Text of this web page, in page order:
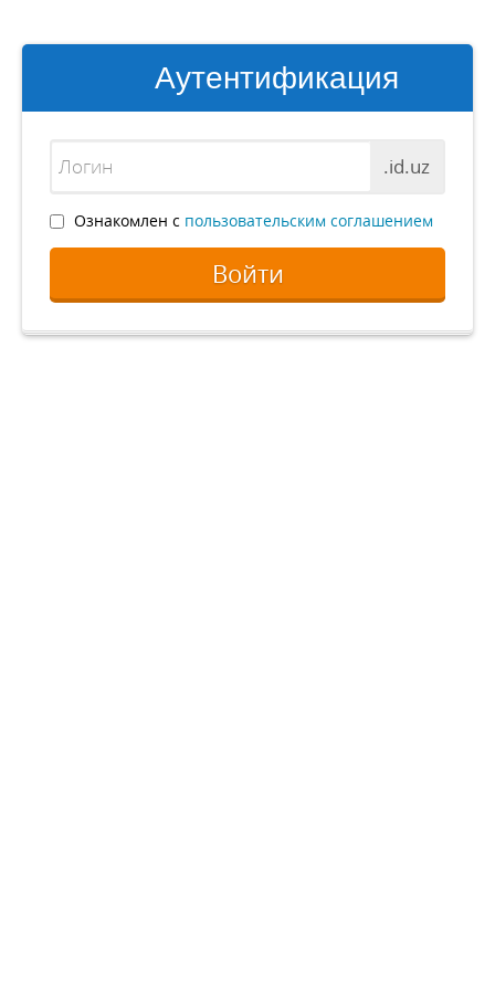
Аутентификация
.id.uz
Ознакомлен с пользовательским соглашением
Войти